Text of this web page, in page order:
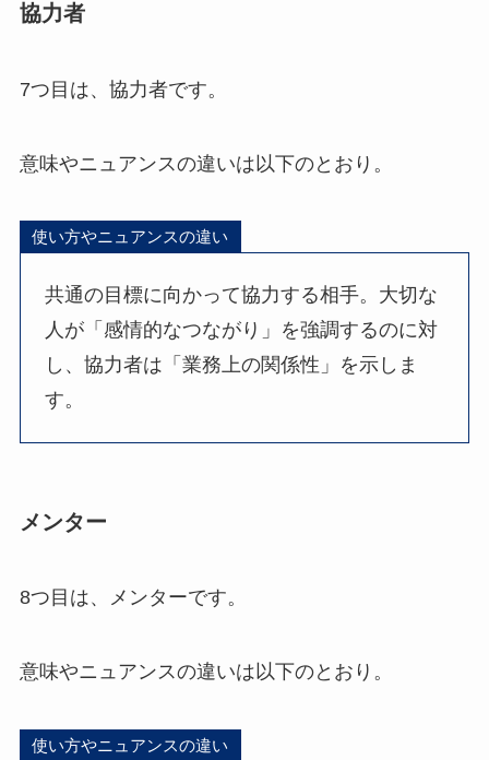
協力者
7つ目は、協力者です。
意味やニュアンスの違いは以下のとおり。
使い方やニュアンスの違い
共通の目標に向かって協力する相手。大切な
人が「感情的なつながり」を強調するのに対
し、協力者は「業務上の関係性」を示しま
す。
メンター
8つ目は、メンターです。
意味やニュアンスの違いは以下のとおり。
使い方やニュアンスの違い